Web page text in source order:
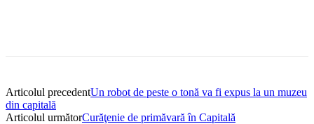
Articolul precedentUn robot de peste o tonă va fi expus la un muzeu
din capitală
Articolul următorCurăţenie de primăvară în Capitală